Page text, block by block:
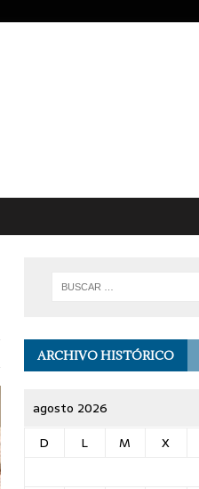
ARCHIVO HISTÓRICO
agosto 2026
D
L M X